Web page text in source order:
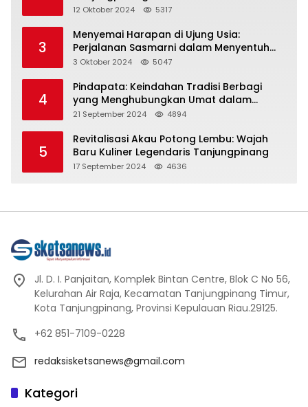
Representasi
12 Oktober 2024 5317
3
Menyemai Harapan di Ujung Usia:
Perjalanan Sasmarni dalam Menyentuh
Hati dan Jiwa
3 Oktober 2024 5047
4
Pindapata: Keindahan Tradisi Berbagi
yang Menghubungkan Umat dalam
Spiritualitas dan Kebersamaan dalam
21 September 2024 4894
5
Revitalisasi Akau Potong Lembu: Wajah
Baru Kuliner Legendaris Tanjungpinang
17 September 2024 4636
Jl. D. I. Panjaitan, Komplek Bintan Centre, Blok C No 56,
Kelurahan Air Raja, Kecamatan Tanjungpinang Timur,
Kota Tanjungpinang, Provinsi Kepulauan Riau.29125.
+62 851-7109-0228
redaksisketsanews@gmail.com
Kategori